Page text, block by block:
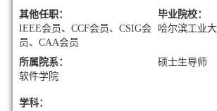
其他任职：
IEEE会员、CCF会员、CSIG会
员、CAA会员
毕业院校：
哈尔滨工业
所属院系：
软件学院
硕士生导师
学科：